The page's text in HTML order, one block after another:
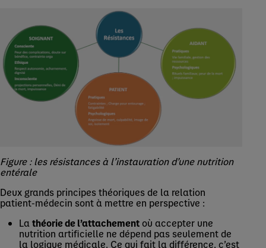
Figure : les résistances à l’instauration d’une nutrition
entérale
Deux grands principes théoriques de la relation
patient-médecin sont à mettre en perspective :
La théorie de l’attachementoù accepter une
nutrition artificielle ne dépend pas seulement de
la logique médicale. Ce qui fait la différence, c’est